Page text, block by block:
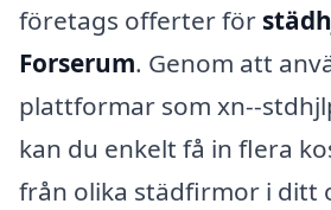
företags offerter för
Forserum. Genom att
plattformar som xn--
kan du enkelt få in flera
från olika städfirmor i ditt